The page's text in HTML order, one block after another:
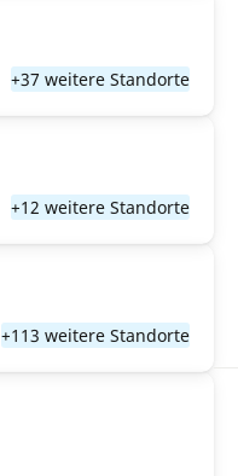
+37 weitere Standorte
+12 weitere Standorte
+113 weitere Standorte